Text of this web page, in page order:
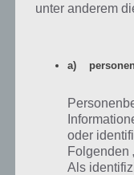
SIMPSONS
2018) –
Alles zur zweiten
beim Simpsons
Preisen und wie
gelangst.
unter anderem
a)
oder
Folgenden
Als